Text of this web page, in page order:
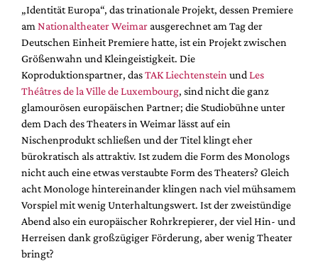
Hefte
Alle Hefte
Leseproben
Podcast
Service
Shop / Abo
Newsletter
Redaktion
Autor:innen
Partner
Mediadaten
Suche
„Identität Europa“, das trinationale Projekt, dessen Premiere
am Nationaltheater Weimar ausgerechnet am Tag der
Deutschen Einheit Premiere hatte, ist ein Projekt zwischen
Größenwahn und Kleingeistigkeit. Die
Koproduktionspartner, dasTAK Liechtenstein und Les
Théâtres de la Ville de Luxembourg, sind nicht die ganz
glamourösen europäischen Partner; die Studiobühne unter
dem Dach des Theaters in Weimar lässt auf ein
Nischenprodukt schließen und der Titel klingt eher
bürokratisch als attraktiv. Ist zudem die Form des Monologs
nicht auch eine etwas verstaubte Form des Theaters? Gleich
acht Monologe hintereinander klingen nach viel mühsamem
Vorspiel mit wenig Unterhaltungswert. Ist der zweistündige
Abend also ein europäischer Rohrkrepierer, der viel Hin- und
Herreisen dank großzügiger Förderung, aber wenig Theater
bringt?